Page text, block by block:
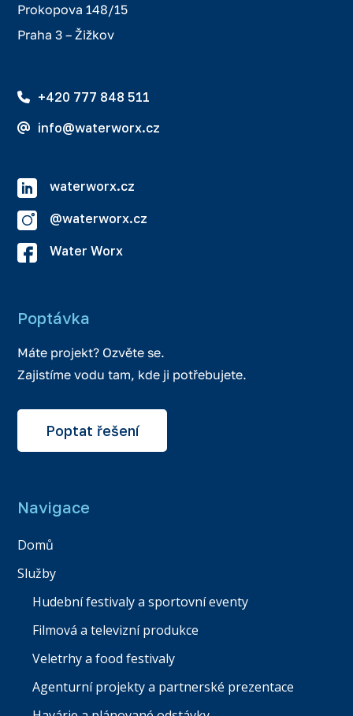
Prokopova 148/15
Praha 3 – Žižkov
+420 777 848 511
info@waterworx.cz
waterworx.cz
@waterworx.cz
Water Worx
Poptávka
Máte projekt? Ozvěte se.
Zajistíme vodu tam, kde ji potřebujete.
Poptat řešení
Navigace
Domů
Služby
Hudební festivaly a sportovní eventy
Filmová a televizní produkce
Veletrhy a food festivaly
Agenturní projekty a partnerské prezentace